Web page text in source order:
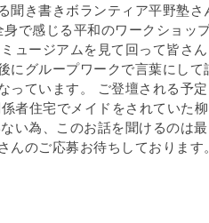
聞き書きボランティア平野塾さ
で感じる平和のワークショッ
ュージアムを見て回って皆さん
にグループワークで言葉にして
っています。 ご登壇される予定
者住宅でメイドをされていた柳
い為、このお話を聞けるのは最
のご応募お待ちしております。